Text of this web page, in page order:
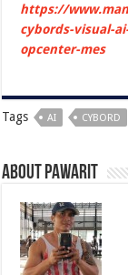
https://
cybords-visual-
opcenter-mes
Tags AI CYBORD
About pawarit